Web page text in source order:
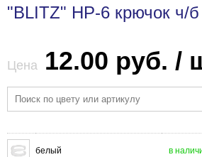
"BLITZ" HP-6 крючок ч/
Цена 12.00 руб. /
белый в